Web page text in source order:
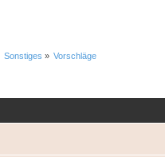
Sonstiges » Vorschläge